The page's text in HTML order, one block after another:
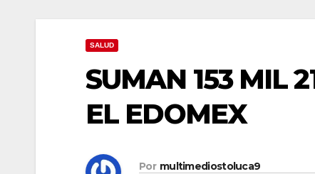
SALUD
SUMAN 153 MIL
EL EDOMEX
Por multimediostoluca9